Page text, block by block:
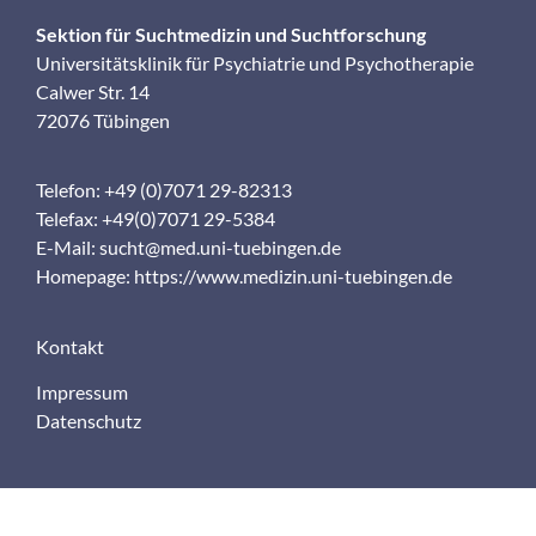
Sektion für Suchtmedizin und Suchtforschung
Universitätsklinik für Psychiatrie und Psychotherapie
Calwer Str. 14
72076 Tübingen
Telefon: +49 (0)7071 29-82313
Telefax: +49(0)7071 29-5384
E-Mail: sucht@med.uni-tuebingen.de
Homepage: https://www.medizin.uni-tuebingen.de
Kontakt
Impressum
Datenschutz